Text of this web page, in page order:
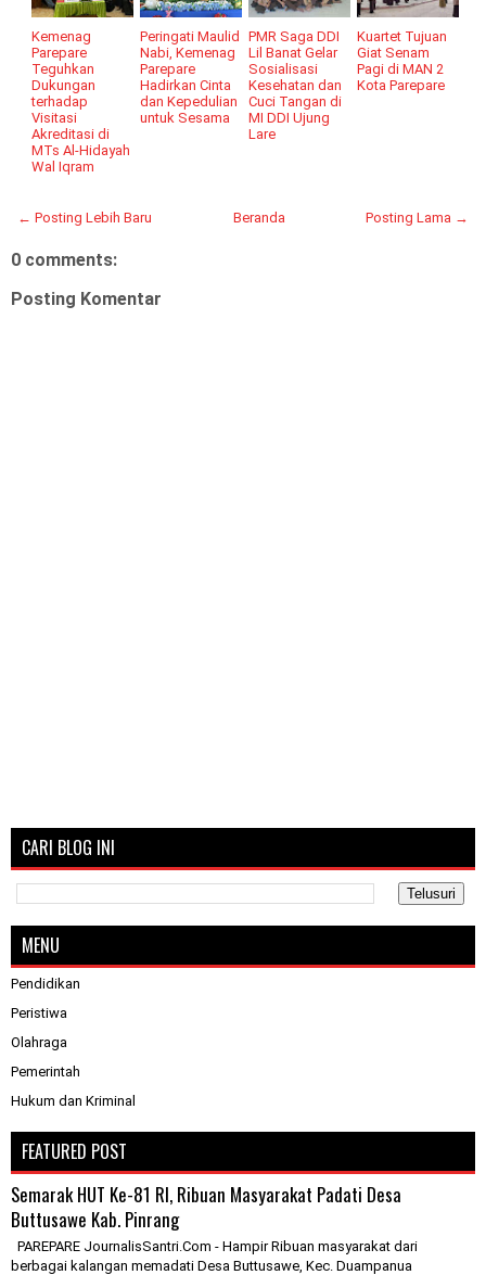
Kemenag
Parepare
Teguhkan
Dukungan
terhadap
Visitasi
Akreditasi di
MTs Al-Hidayah
Wal Iqram
Peringati Maulid
Nabi, Kemenag
Parepare
Hadirkan Cinta
dan Kepedulian
untuk Sesama
PMR Saga DDI
Lil Banat Gelar
Sosialisasi
Kesehatan dan
Cuci Tangan di
MI DDI Ujung
Lare
Kuartet Tujuan
Giat Senam
Pagi di MAN 2
Kota Parepare
← Posting Lebih Baru Posting Lama →
Beranda
0 comments:
Posting Komentar
CARI BLOG INI
MENU
Pendidikan
Peristiwa
Olahraga
Pemerintah
Hukum dan Kriminal
FEATURED POST
Semarak HUT Ke-81 RI, Ribuan Masyarakat Padati Desa
Buttusawe Kab. Pinrang
PAREPARE JournalisSantri.Com - Hampir Ribuan masyarakat dari
berbagai kalangan memadati Desa Buttusawe, Kec. Duampanua